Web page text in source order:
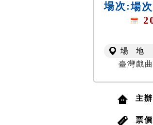
場次:場
場 地
臺灣戲
主
票